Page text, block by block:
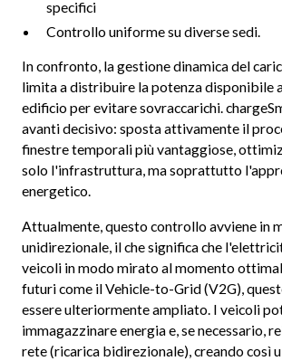
specifici
Controllo uniforme su diverse sedi.
In confronto, la gestione dinamica del
limita a distribuire la potenza disponibile
edificio per evitare sovraccarichi.
avanti decisivo: sposta attivamente il
finestre temporali più vantaggiose,
solo l'infrastruttura, ma soprattutto
energetico.
Attualmente, questo controllo avviene in
unidirezionale, il che significa che
veicoli in modo mirato al momento
futuri come il Vehicle-to-Grid (V2G),
essere ulteriormente ampliato. I veicoli
immagazzinare energia e, se necessario,
rete (ricarica bidirezionale), creando così